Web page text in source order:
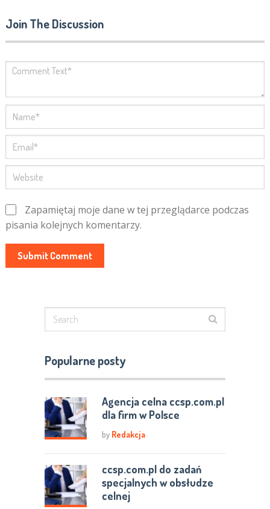
Join The Discussion
Zapamiętaj moje dane w tej przeglądarce podczas
pisania kolejnych komentarzy.
Popularne posty
Agencja celna ccsp.com.pl
dla firm w Polsce
by Redakcja
ccsp.com.pl do zadań
specjalnych w obsłudze
celnej